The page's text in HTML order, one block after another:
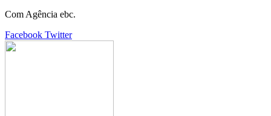
Com Agência ebc.
Facebook TwitterGoogle+
LinkedIn
StumbleUpon
Tumblr
Pinterest
Reddit
VKontakte
Share
Print